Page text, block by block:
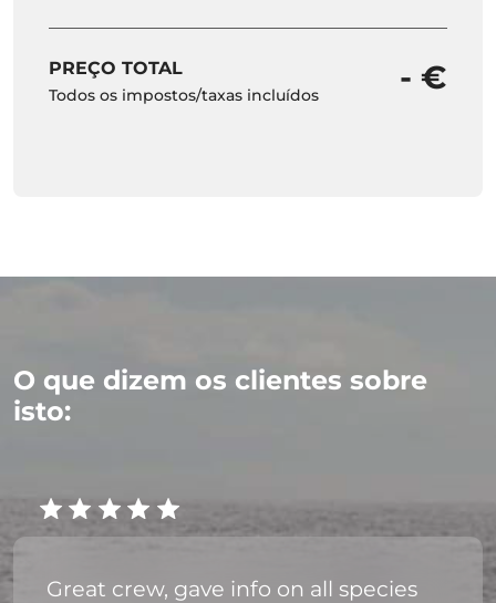
PREÇO TOTAL
Todos os impostos/taxas incluídos - €
O que dizem os clientes sobre
isto:
Great crew, gave info on all species